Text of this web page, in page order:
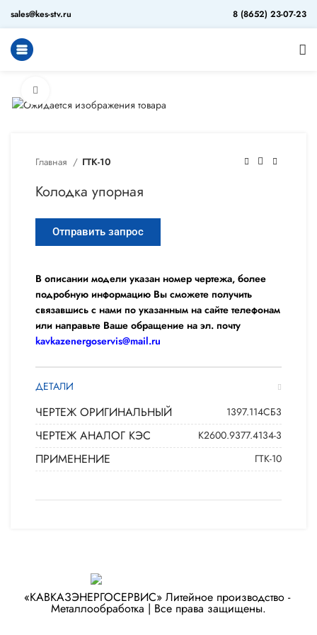
sales@kes-stv.ru 8 (8652) 23-07-23
Главная ГТК-10
Колодка упорная
Отправить запрос
В описании модели указан номер чертежа, более
подробную информацию Вы сможете получить
связавшись с нами по указанным на сайте телефонам
или направьте Ваше обращение на эл. почту
kavkazenergoservis@mail.ru
ДЕТАЛИ
ЧЕРТЕЖ ОРИГИНАЛЬНЫЙ 1397.114СБ3
ЧЕРТЕЖ АНАЛОГ КЭС К2600.9377.4134-3
ПРИМЕНЕНИЕ ГТК-10
«КАВКАЗЭНЕРГОСЕРВИС» ​Литейное производство - ​
Металлообработка | Все права защищены.